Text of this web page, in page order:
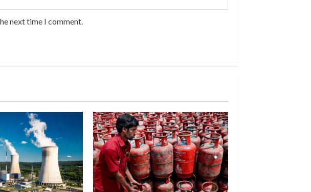
next time I comment.